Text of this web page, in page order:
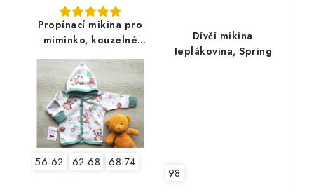
Propínací mikina pro
miminko, kouzelné
hračky
56-62 62-68 68-74
Dívčí mikina
teplákovina, Spring
98